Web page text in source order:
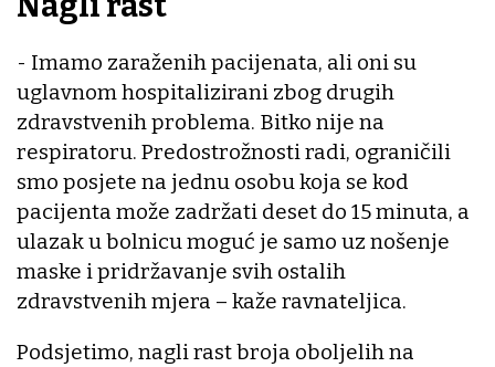
- Imamo zaraženih pacijenata, ali oni su
uglavnom hospitalizirani zbog drugih
zdravstvenih problema. Bitko nije na
respiratoru. Predostrožnosti radi, ograničili
smo posjete na jednu osobu koja se kod
pacijenta može zadržati deset do 15 minuta, a
ulazak u bolnicu moguć je samo uz nošenje
maske i pridržavanje svih ostalih
zdravstvenih mjera – kaže ravnateljica.
Podsjetimo, nagli rast broja oboljelih na